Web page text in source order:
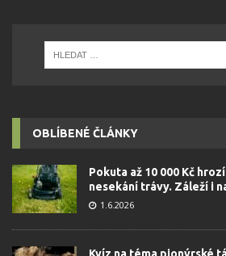
OBLÍBENÉ ČLÁNKY
Pokuta až 10 000 Kč
nesekání trávy. Záleží i
1.6.2026
Kvíz na téma pionýrské